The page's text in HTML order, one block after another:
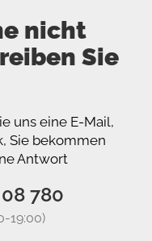
nicht
Sie
uns eine E-Mail,
Sie bekommen
Antwort
780
19:00)